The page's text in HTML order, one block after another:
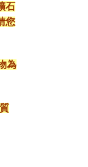
石
您
為